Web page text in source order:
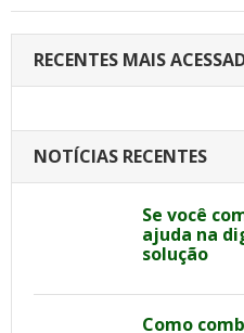
RECENTES MAIS
NOTÍCIAS RECENTES
Se você
ajuda na
solução
Como